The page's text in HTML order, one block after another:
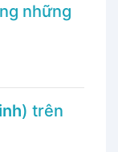
những
) trên